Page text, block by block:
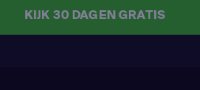
KIJK 30 DAGEN GRATIS